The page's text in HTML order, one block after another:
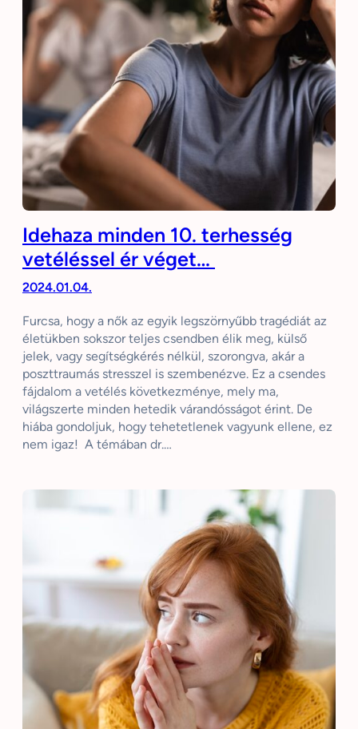
Idehaza minden 10. terhesség
vetéléssel ér véget…
2024.01.04.
Furcsa, hogy a nők az egyik legszörnyűbb tragédiát az
életükben sokszor teljes csendben élik meg, külső
jelek, vagy segítségkérés nélkül, szorongva, akár a
poszttraumás stresszel is szembenézve. Ez a csendes
fájdalom a vetélés következménye, mely ma,
világszerte minden hetedik várandósságot érint. De
hiába gondoljuk, hogy tehetetlenek vagyunk ellene, ez
nem igaz! A témában dr.…